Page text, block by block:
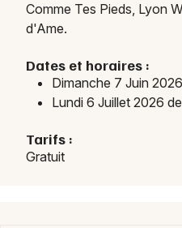
Comme Tes Pieds, Lyon
d'Ame.
Dates et horaires :
Dimanche 7 Juin
Lundi 6 Juillet 2026
Tarifs :
Gratuit